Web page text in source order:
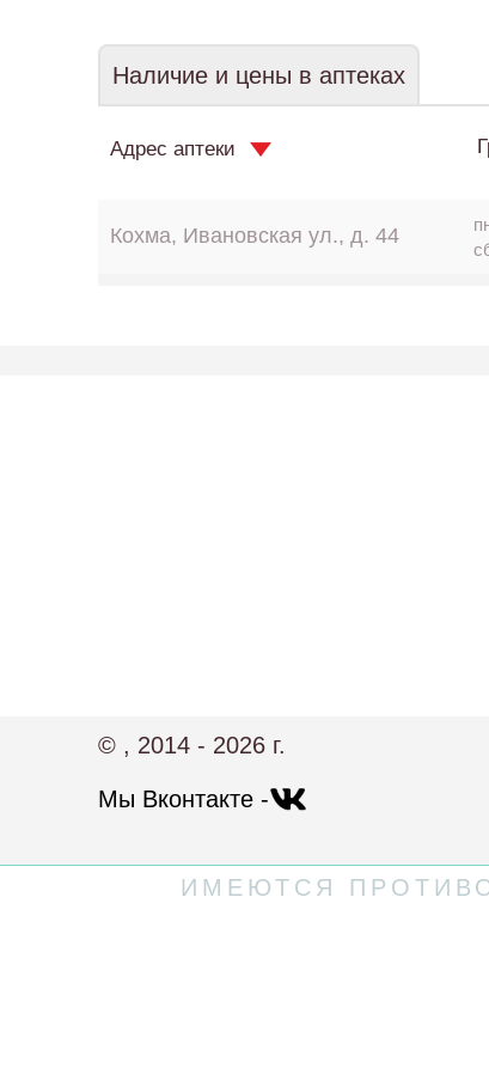
Наличие и цены в аптеках
Адрес аптеки
Кохма, Ивановская ул., д. 44
© , 2014 - 2026 г.
Мы Вконтакте -
ИМЕЮТСЯ